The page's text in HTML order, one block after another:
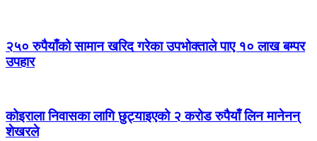
२५० रुपैयाँको सामान खरिद गरेका उपभोक्ताले पाए १० लाख बम्पर
उपहार
कोइराला निवासका लागि छुट्याइएको २ करोड रुपैयाँ लिन मानेनन्
शेखरले